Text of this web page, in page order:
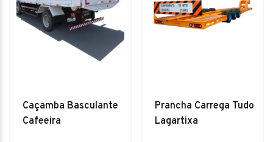
Caçamba Basculante
Cafeeira
Prancha Carrega Tudo
Lagartixa